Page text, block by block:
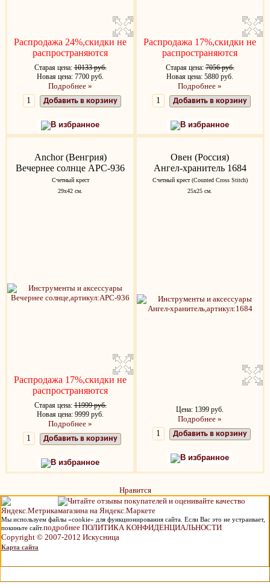
Распродажа 24%,скидки не
распространяются
Старая цена:10133 руб.
Новая цена: 7700 руб.
Подробнее »
Добавить в корзину
В избранное
Распродажа 17%,скидки не
распространяются
Старая цена:7056 руб.
Новая цена: 5880 руб.
Подробнее »
Добавить в корзину
В избранное
Anchor (Венгрия)
Вечернее солнце APC-936
Счетный крест
29x42 см.
Распродажа 17%,скидки не
распространяются
Старая цена:11999 руб.
Новая цена: 9999 руб.
Подробнее »
Добавить в корзину
В избранное
Овен (Россия)
Ангел-хранитель 1684
Счетный крест (Counted Cross Stitch)
25х25 см.
Цена: 1399 руб.
Подробнее »
Добавить в корзину
В избранное
Нравится
Мы используем файлы «cookie» для функционирования сайта. Если Вас это не устраивает,
покиньте сайт.подробнее ПОЛИТИКА КОНФИДЕНЦИАЛЬНОСТИ
Copyright © 2007-2012 Искусница
Карта сайта